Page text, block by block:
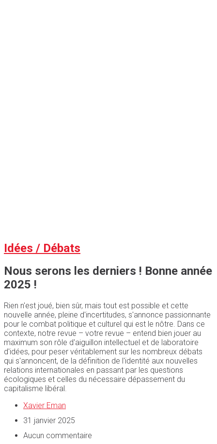
Idées / Débats
Nous serons les derniers ! Bonne année
2025 !
Rien n'est joué, bien sûr, mais tout est possible et cette
nouvelle année, pleine d'incertitudes, s'annonce passionnante
pour le combat politique et culturel qui est le nôtre. Dans ce
contexte, notre revue – votre revue – entend bien jouer au
maximum son rôle d'aiguillon intellectuel et de laboratoire
d'idées, pour peser véritablement sur les nombreux débats
qui s'annoncent, de la définition de l'identité aux nouvelles
relations internationales en passant par les questions
écologiques et celles du nécessaire dépassement du
capitalisme libéral.
Xavier Eman
31 janvier 2025
Aucun commentaire